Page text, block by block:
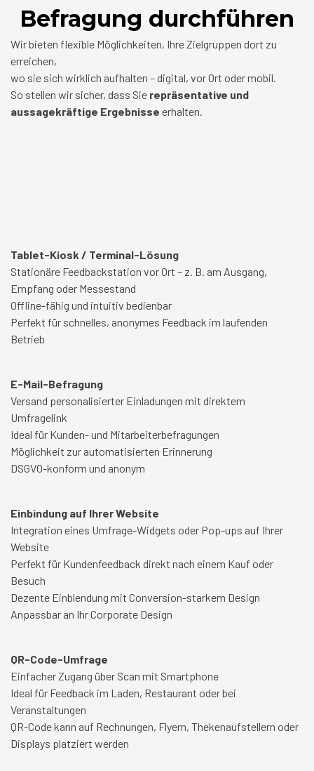
Befragung durchführen
Wir bieten flexible Möglichkeiten, Ihre Zielgruppen dort zu
erreichen,
wo sie sich wirklich aufhalten – digital, vor Ort oder mobil.
So stellen wir sicher, dass Sie repräsentative und
aussagekräftige Ergebnisse erhalten.
Tablet-Kiosk / Terminal-Lösung
Stationäre Feedbackstation vor Ort – z. B. am Ausgang,
Empfang oder Messestand
Offline-fähig und intuitiv bedienbar
Perfekt für schnelles, anonymes Feedback im laufenden
Betrieb
E-Mail-Befragung
Versand personalisierter Einladungen mit direktem
Umfragelink
Ideal für Kunden- und Mitarbeiterbefragungen
Möglichkeit zur automatisierten Erinnerung
DSGVO-konform und anonym
Einbindung auf Ihrer Website
Integration eines Umfrage-Widgets oder Pop-ups auf Ihrer
Website
Perfekt für Kundenfeedback direkt nach einem Kauf oder
Besuch
Dezente Einblendung mit Conversion-starkem Design
Anpassbar an Ihr Corporate Design
QR-Code-Umfrage
Einfacher Zugang über Scan mit Smartphone
Ideal für Feedback im Laden, Restaurant oder bei
Veranstaltungen
QR-Code kann auf Rechnungen, Flyern, Thekenaufstellern oder
Displays platziert werden